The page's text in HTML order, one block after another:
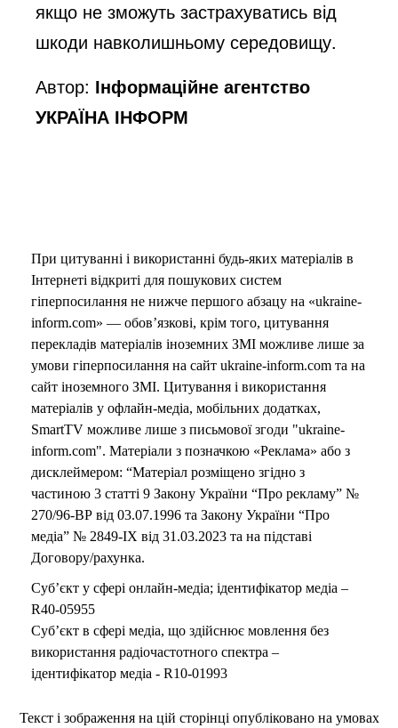
якщо не зможуть застрахуватись від
шкоди навколишньому середовищу.
Автор: Інформаційне агентство
УКРАЇНА ІНФОРМ
При цитуванні і використанні будь-яких матеріалів в
Інтернеті відкриті для пошукових систем
гіперпосилання не нижче першого абзацу на «ukraine-
inform.com» — обов’язкові, крім того, цитування
перекладів матеріалів іноземних ЗМІ можливе лише за
умови гіперпосилання на сайт ukraine-inform.com та на
сайт іноземного ЗМІ. Цитування і використання
матеріалів у офлайн-медіа, мобільних додатках,
SmartTV можливе лише з письмової згоди "ukraine-
inform.com". Матеріали з позначкою «Реклама» або з
дисклеймером: “Матеріал розміщено згідно з
частиною 3 статті 9 Закону України “Про рекламу” №
270/96-ВР від 03.07.1996 та Закону України “Про
медіа” № 2849-IX від 31.03.2023 та на підставі
Договору/рахунка.
Суб’єкт у сфері онлайн-медіа; ідентифікатор медіа –
R40-05955
Суб’єкт в сфері медіа, що здійснює мовлення без
використання радіочастотного спектра –
ідентифікатор медіа - R10-01993
Текст і зображення на цій сторінці опубліковано на умовах